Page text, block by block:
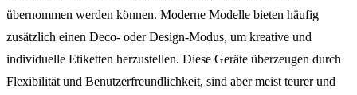
übernommen werden können. Moderne Modelle bieten häufig
zusätzlich einen Deco- oder Design-Modus, um kreative und
individuelle Etiketten herzustellen. Diese Geräte überzeugen durch
Flexibilität und Benutzerfreundlichkeit, sind aber meist teurer und